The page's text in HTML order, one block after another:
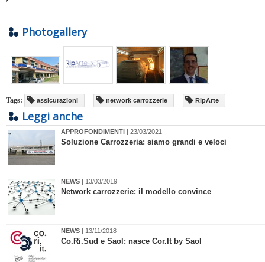
Photogallery
Tags: assicurazioni network carrozzerie RipArte
Leggi anche
APPROFONDIMENTI | 23/03/2021
Soluzione Carrozzeria: siamo grandi e veloci
NEWS | 13/03/2019
​Network carrozzerie: il modello convince
NEWS | 13/11/2018
Co.Ri.Sud e Saol: nasce Cor.It by Saol